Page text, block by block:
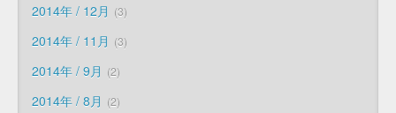
2014年 / 12月 3
2014年 / 11月 3
2014年 / 9月 2
2014年 / 8月 2